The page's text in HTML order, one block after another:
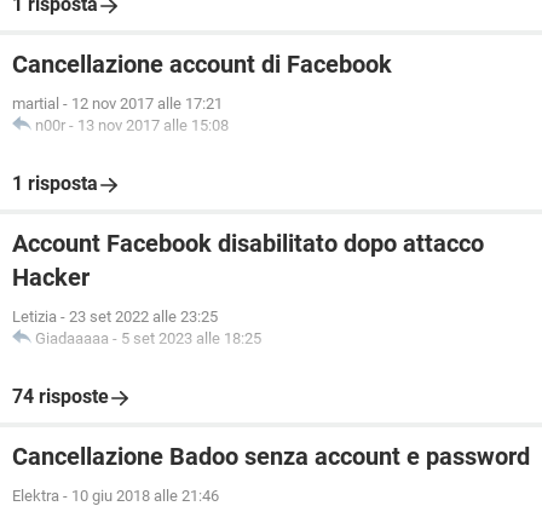
Cancellazione account di Facebook
martial - 12 nov 2017 alle 17:21
n00r - 13 nov 2017 alle 15:08
1 risposta
Account Facebook disabilitato dopo attacco
Hacker
Letizia - 23 set 2022 alle 23:25
Giadaaaaa - 5 set 2023 alle 18:25
74 risposte
Cancellazione Badoo senza account e password
Elektra - 10 giu 2018 alle 21:46